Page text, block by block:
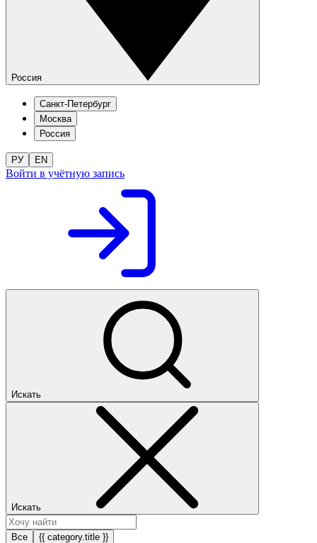
Россия
Санкт-Петербург
Москва
Россия
РУ EN
Войти в учётную запись
Искать
Искать
Все {{ category.title }}